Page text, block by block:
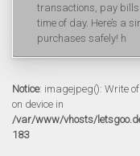
transactions, pay bills
time of day. Here’s a
purchases safely! h
Notice: imagejpeg(): Write
on device in
/var/www/vhosts/
183